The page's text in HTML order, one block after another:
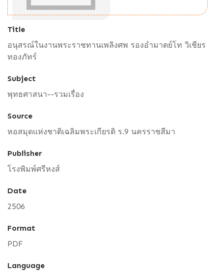
Title
อนุสรณ์ในงานพระราชทานเพลิงศพ รองอำมาตย์โท วิเชียร
ทองภัทร์
Subject
พุทธศาสนา--รวมเรื่อง
Source
หอสมุดแห่งชาติเฉลิมพระเกียรติ ร.9 นครราชสีมา
Publisher
โรงพิมพ์ศรีหงส์
Date
2506
Format
PDF
Language